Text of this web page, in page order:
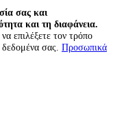
σας και
και τη διαφάνεια.
επιλέξετε τον τρόπο
σας. Προσωπικά